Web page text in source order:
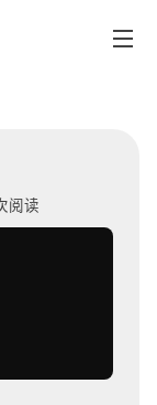
阅读